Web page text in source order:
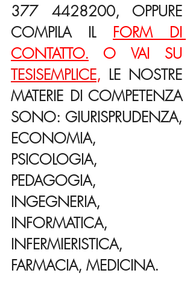
377 4428200, OPPURE
COMPILA IL FORM DI
CONTATTO.
TESISEMPLICE, LE NOSTRE
MATERIE DI COMPETENZA
SONO: GIURISPRUDENZA,
ECONOMIA,
PSICOLOGIA,
PEDAGOGIA,
INGEGNERIA,
INFORMATICA,
INFERMIERISTICA,
FARMACIA, MEDICINA.